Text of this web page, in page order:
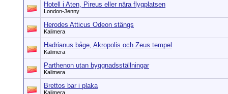
Hotell i Aten, Pireus eller nära flygplatsen
London-Jenny
Herodes Atticus Odeon stängs
Kalimera
Hadrianus båge, Akropolis och Zeus tempel
Kalimera
Parthenon utan byggnadsställningar
Kalimera
Brettos bar i plaka
Kalimera